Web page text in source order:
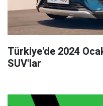
Türkiye'de 2024
SUV'lar